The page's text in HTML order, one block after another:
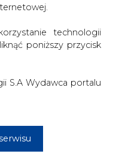
technologii
poniższy przycisk
S.A Wydawca portalu
sztucznej inteligencji.
na włączenie publikacji do